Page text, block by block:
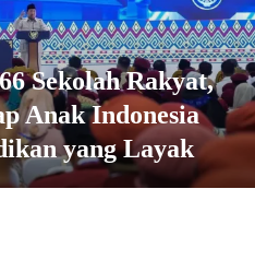
Sekolah Rakyat,
Anak Indonesia
yang Layak